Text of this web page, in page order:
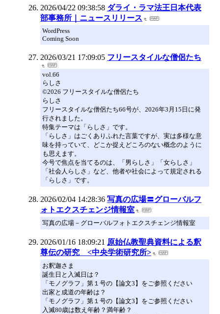
2026/04/22 09:38:58 ダライ・ラマ法王日本代表
部事務所｜ニュースリリース
WordPress
Coming Soon
2026/03/21 17:09:05 フリースタイルな僧侶たち
vol.66
らしさ
©2026 フリースタイルな僧侶たち
らしさ
フリースタイルな僧侶たち66号が、2026年3月15日に発
行されました。
特集テーマは「らしさ」です。
「らしさ」はごくありふれた言葉ですが、実は多様な意
味を持っていて、どこか捉えどころのない概念のように
も思えます。
今号で焦点を当てるのは、「男らしさ」「女らしさ」
「社会人らしさ」など、他者や社会によって規定される
「らしさ」です。
2026/02/04 14:28:36 写真の広場〓グローバルフ
ォトエクスチェンジ情報室
写真の広場－グローバルフォトエクスチェンジ情報室
2026/01/16 18:09:21 原始仏教聖典資料による釈
尊伝の研究 <中央学術研究所>
お釈迦さま
誕生日と入滅日は？
「モノグラフ」第１号の【論文3】をご参照ください
出家と成道の年齢は？
「モノグラフ」第１号の【論文3】をご参照ください
入滅80歳は数え年齢？満年齢？